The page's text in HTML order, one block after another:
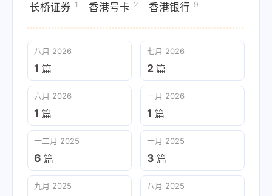
长桥证券 1 香港号卡 2 香港银行 9
八月 2026
1 篇
七月 2026
2 篇
六月 2026
1 篇
一月 2026
1 篇
十二月 2025
6 篇
十月 2025
3 篇
九月 2025 八月 2025